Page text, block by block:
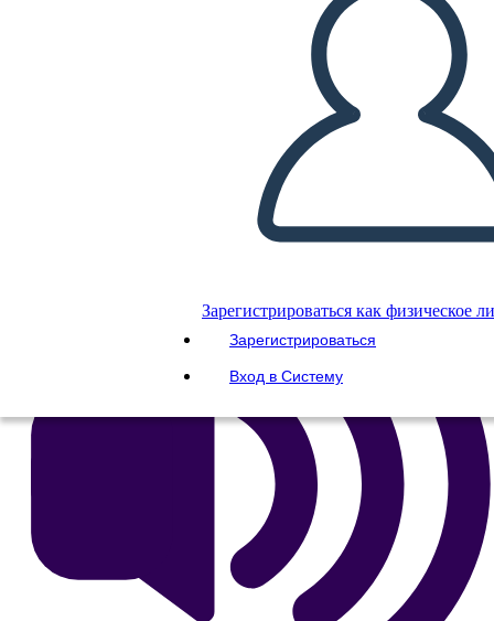
Зарегистрироваться как физическое
Зарегистрироваться
Вход в Систему
шаблон карточки задачи 8
Скопируйте эту раскадровку
СОЗДАТЬ РАСКАДРОВКУ
ВОСПРОИЗВЕСТИ СЛАЙД-ШОУ
ПОЧИТАЙ МНЕ